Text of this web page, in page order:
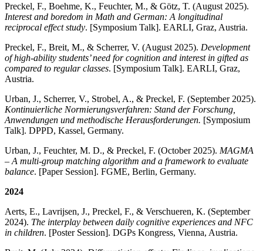
Preckel, F., Boehme, K., Feuchter, M., & Götz, T. (August 2025).
Interest and boredom in Math and German: A longitudinal
reciprocal effect study. [Symposium Talk]. EARLI, Graz, Austria.
Preckel, F., Breit, M., & Scherrer, V. (August 2025). Development
of high-ability students’ need for cognition and interest in gifted as
compared to regular classes. [Symposium Talk]. EARLI, Graz,
Austria.
Urban, J., Scherrer, V., Strobel, A., & Preckel, F. (September 2025).
Kontinuierliche Normierungsverfahren: Stand der Forschung,
Anwendungen und methodische Herausforderungen. [Symposium
Talk]. DPPD, Kassel, Germany.
Urban, J., Feuchter, M. D., & Preckel, F. (October 2025). MAGMA
– A multi-group matching algorithm and a framework to evaluate
balance. [Paper Session]. FGME, Berlin, Germany.
2024
Aerts, E., Lavrijsen, J., Preckel, F., & Verschueren, K. (September
2024). The interplay between daily cognitive experiences and NFC
in children. [Poster Session]. DGPs Kongress, Vienna, Austria.